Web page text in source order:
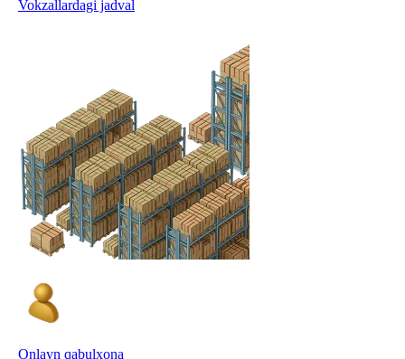
Vokzallardagi jadval
Onlayn qabulxona